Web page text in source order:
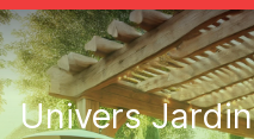
Univers Jardin